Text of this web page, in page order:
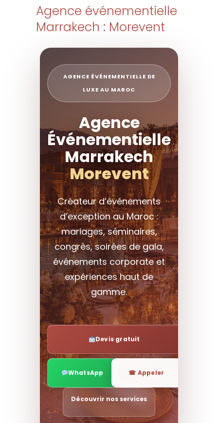
Agence événementielle
Marrakech : Morevent
AGENCE ÉVÉNEMENTIELLE DE
LUXE AU MAROC
Agence
Événementielle
Marrakech
Morevent
Créateur d’événements
d’exception au Maroc :
mariages, séminaires,
congrès, soirées de gala,
événements corporate et
expériences haut de
gamme.
Devis gratuit
WhatsApp ☎ Appeler
Découvrir nos services